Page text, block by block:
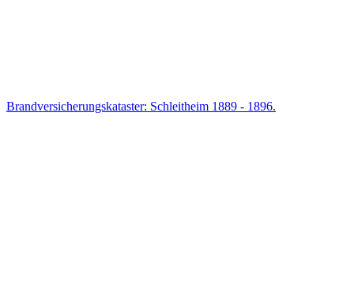
Brandversicherungskataster: Schleitheim 1889 - 1896.